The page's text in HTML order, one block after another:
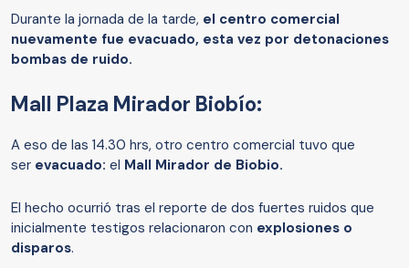
Durante la jornada de la tarde, el centro comercial
nuevamente fue evacuado, esta vez por detonaciones
bombas de ruido.
Mall Plaza Mirador Biobío:
A eso de las 14.30 hrs, otro centro comercial tuvo que
ser evacuado: el Mall Mirador de Biobio.
El hecho ocurrió tras el reporte de dos fuertes ruidos que
inicialmente testigos relacionaron con explosiones o
disparos.